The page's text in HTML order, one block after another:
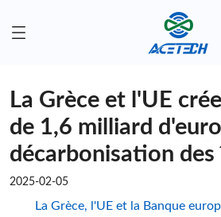
La Grèce et l'UE
de 1,6 milliard
décarbonisation des
2025-02-05
La Grèce, l'UE et la Banque